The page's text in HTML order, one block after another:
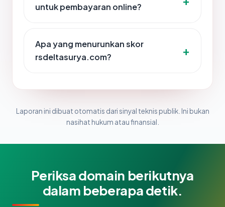
untuk pembayaran online?
Apa yang menurunkan skor
rsdeltasurya.com?
Laporan ini dibuat otomatis dari sinyal teknis publik. Ini bukan
nasihat hukum atau finansial.
Periksa domain berikutnya
dalam beberapa detik.